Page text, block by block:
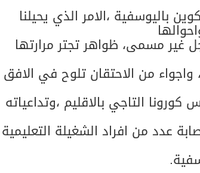
باليوسفية ،الامر الذي يحيلنا
مسمى، ظواهر تجتر مرارتها
واجواء من الاحتقان تلوح في الافق
كورونا التاجي بالاقليم ،وتداعياته
عدد من افراد الشغيلة التعليمية